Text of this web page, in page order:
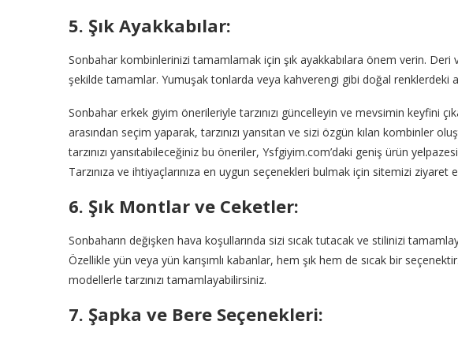
5. Şık Ayakkabılar:
Sonbahar kombinlerinizi tamamlamak için şık ayakkabılara önem verin. Deri
şekilde tamamlar. Yumuşak tonlarda veya kahverengi gibi doğal renklerdeki
Sonbahar erkek giyim önerileriyle tarzınızı güncelleyin ve mevsimin keyfini
arasından seçim yaparak, tarzınızı yansıtan ve sizi özgün kılan kombinler
tarzınızı yansıtabileceğiniz bu öneriler, Ysfgiyim.com’daki geniş ürün
Tarzınıza ve ihtiyaçlarınıza en uygun seçenekleri bulmak için sitemizi ziyaret
6. Şık Montlar ve Ceketler:
Sonbaharın değişken hava koşullarında sizi sıcak tutacak ve stilinizi
Özellikle yün veya yün karışımlı kabanlar, hem şık hem de sıcak bir
modellerle tarzınızı tamamlayabilirsiniz.
7. Şapka ve Bere Seçenekleri: